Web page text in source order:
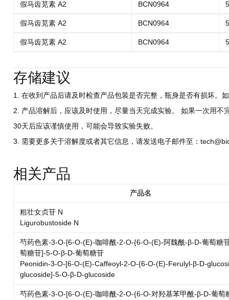
假马齿苋素 A2 BCN0964
假马齿苋素 A2 BCN0964
假马齿苋素 A2 BCN0964
存储建议
1. 在收到产品后请及时检查产品包装是否完整，瓶身是否有损坏。
2. 产品溶解后，应该及时使用，尽量当天完成实验。 如果一次用
30天后应该谨慎使用，可能会导致实验失败。
3. 需要更多关于溶解度或者其它信息，请发送电子邮件至：
相关产品
产品名
粗壮女贞苷 N
Ligurobustoside N
芍药色素-3-O-[6-O-(E)-咖啡酰-2-O-{6-O-(E)-阿魏酰-β-D-葡萄糖
萄糖苷]-5-O-β-D-葡萄糖苷
Peonidin-3-O-[6-O-(E)-Caffeoyl-2-O-{6-O-(E)-Ferulyl-β-D-
glucoside]-5-O-β-D-glucoside
芍药色素-3-O-[6-O-(E)-咖啡酰-2-O-{6-O-对羟基苯甲酰-β-D-葡萄